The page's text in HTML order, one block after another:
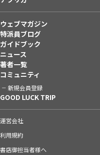
ウェブマガジン
特派員ブログ
ガイドブック
ニュース
著者一覧
コミュニティ
新規会員登録
GOOD LUCK TRIP
運営会社
利用規約
書店御担当者様へ